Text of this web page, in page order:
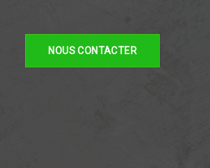
NOUS CONTACTER